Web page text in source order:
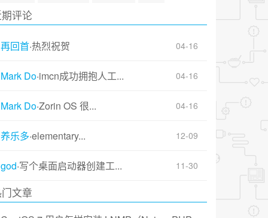
评论
再回首·热烈祝贺 04-16
Mark Do·imcn成功拥抱人工... 04-16
Mark Do·Zorin OS 很... 04-16
养乐多·elementary... 12-09
god·写个桌面启动器创建工... 11-30
文章